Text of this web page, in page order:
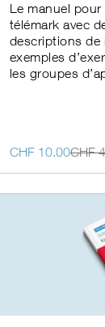
Le manuel
télémark avec
descriptions de
exemples
les groupes
CHF
Le
était :
CHF 10.00
Le
est :
plusieurs
variations.
Les
options
peuvent
page
du
produit